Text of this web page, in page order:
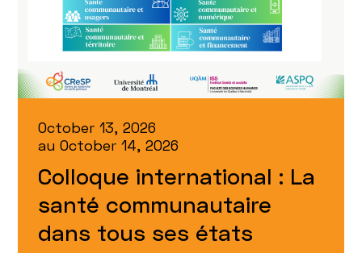
October 13, 2026
auOctober 14, 2026
Colloque international : La
santé communautaire
dans tous ses états